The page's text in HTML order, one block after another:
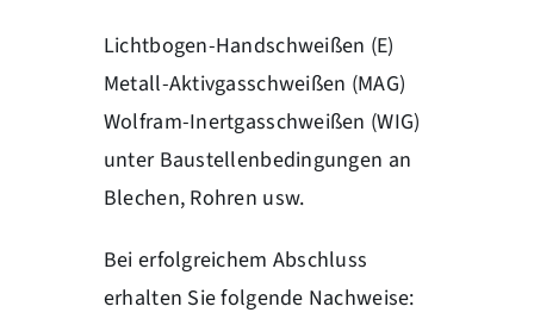
Lichtbogen-Handschweißen (E)
Metall-Aktivgasschweißen (MAG)
Wolfram-Inertgasschweißen (WIG)
unter Baustellenbedingungen an
Blechen, Rohren usw.
Bei erfolgreichem Abschluss
erhalten Sie folgende Nachweise: